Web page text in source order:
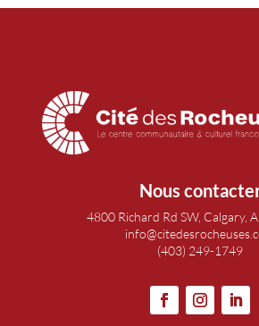
Nous
4800 Richard Rd SW, Calgary,
(403) 249-1749